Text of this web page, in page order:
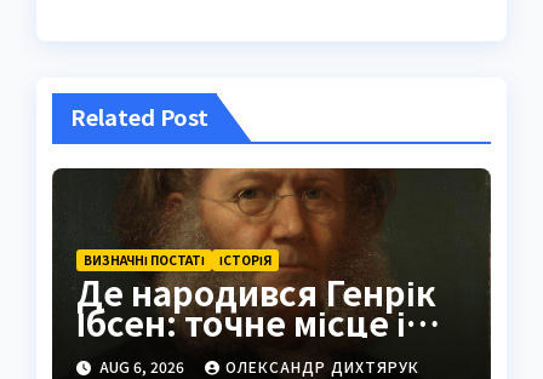
Related Post
ВИЗНАЧНІ ПОСТАТІ ІСТОРІЯ
Де народився Генрік
Ібсен: точне місце і
історія
AUG 6, 2026 ОЛЕКСАНДР ДИХТЯРУК